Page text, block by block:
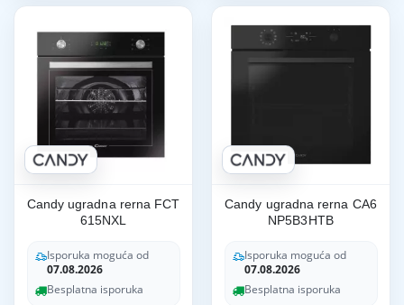
Candy ugradna rerna FCT
615NXL
Isporuka moguća od
07.08.2026
Besplatna isporuka
Candy ugradna rerna CA6
NP5B3HTB
Isporuka moguća od
07.08.2026
Besplatna isporuka